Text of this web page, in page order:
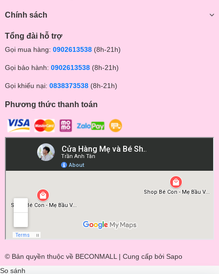
Chính sách
Tổng đài hỗ trợ
Gọi mua hàng: 0902613538 (8h-21h)
Gọi bảo hành: 0902613538 (8h-21h)
Gọi khiếu nại: 0838373538 (8h-21h)
Phương thức thanh toán
© Bản quyền thuộc về BECONMALL | Cung cấp bởi Sapo
So sánh